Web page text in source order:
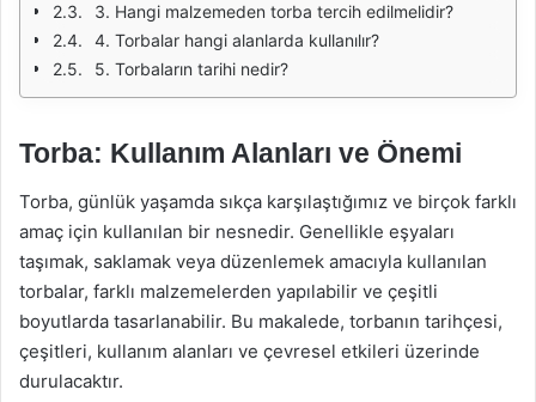
3. Hangi malzemeden torba tercih edilmelidir?
4. Torbalar hangi alanlarda kullanılır?
5. Torbaların tarihi nedir?
Torba: Kullanım Alanları ve Önemi
Torba, günlük yaşamda sıkça karşılaştığımız ve birçok farklı
amaç için kullanılan bir nesnedir. Genellikle eşyaları
taşımak, saklamak veya düzenlemek amacıyla kullanılan
torbalar, farklı malzemelerden yapılabilir ve çeşitli
boyutlarda tasarlanabilir. Bu makalede, torbanın tarihçesi,
çeşitleri, kullanım alanları ve çevresel etkileri üzerinde
durulacaktır.